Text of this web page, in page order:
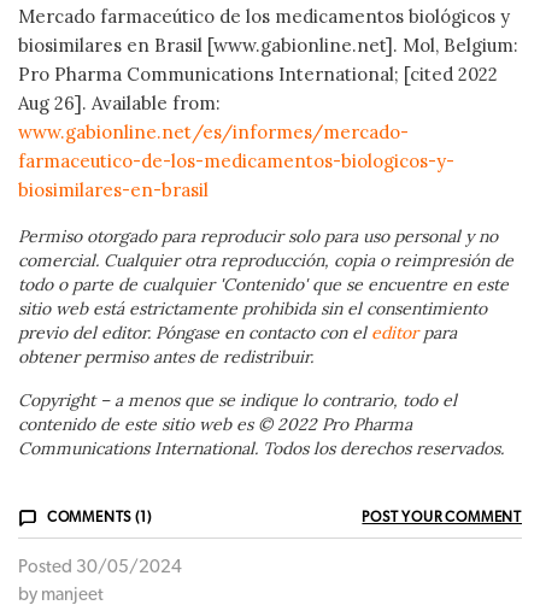
Mercado farmaceútico de los medicamentos biológicos y
biosimilares en Brasil [www.gabionline.net]. Mol, Belgium:
Pro Pharma Communications International; [cited 2022
Aug 26]. Available from:
www.gabionline.net/es/informes/mercado-
farmaceutico-de-los-medicamentos-biologicos-y-
biosimilares-en-brasil
Permiso otorgado para reproducir solo para uso personal y no
comercial. Cualquier otra reproducción, copia o reimpresión de
todo o parte de cualquier 'Contenido' que se encuentre en este
sitio web está estrictamente prohibida sin el consentimiento
previo del editor. Póngase en contacto con el editorpara
obtener permiso antes de redistribuir.
Copyright – a menos que se indique lo contrario, todo el
contenido de este sitio web es © 2022 Pro Pharma
Communications International. Todos los derechos reservados.
COMMENTS (1) POST YOUR COMMENT
Posted 30/05/2024
by manjeet